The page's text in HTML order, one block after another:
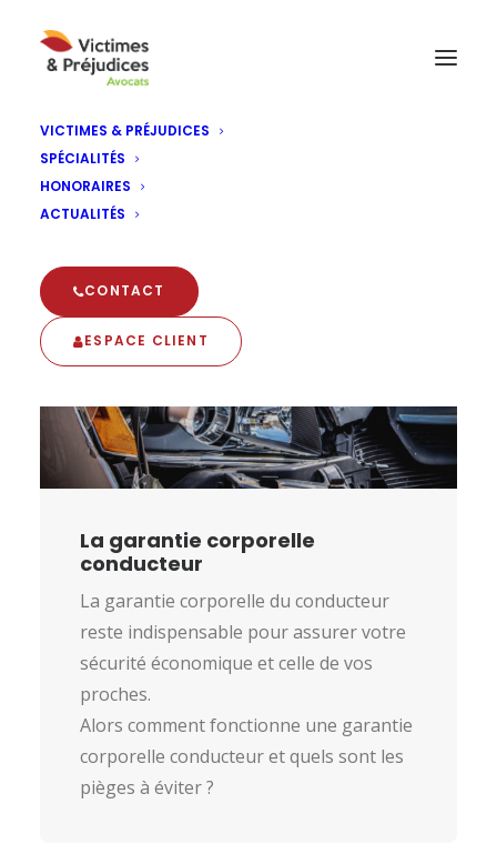
VICTIMES & PRÉJUDICES
SPÉCIALITÉS
HONORAIRES
ACTUALITÉS
CONTACT
ESPACE CLIENT
garantie corporelle
La garantie corporelle
conducteur
La garantie corporelle du conducteur
reste indispensable pour assurer votre
sécurité économique et celle de vos
proches.
Alors comment fonctionne une garantie
corporelle conducteur et quels sont les
pièges à éviter ?